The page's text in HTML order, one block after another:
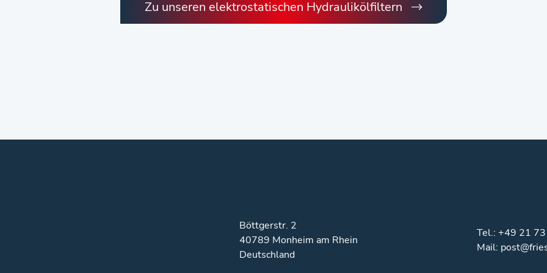
Zu unseren elektrostatischen Hydraulikölfiltern
Böttgerstr. 2
40789 Monheim am Rhein
Deutschland
Tel.: +49 21
Mail: